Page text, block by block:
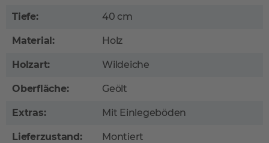
Tiefe: 40 cm
Material: Holz
Holzart: Wildeiche
Oberfläche: Geölt
Extras: Mit Einlegeböden
Lieferzustand: Montiert